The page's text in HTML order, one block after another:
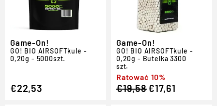
Game-On!
GO! BIO AIRSOFTkule -
0,20g - 5000szt.
€22,53
Game-On!
GO! BIO AIRSOFTkule -
0,20g - Butelka 3300
szt.
Ratować 10%
Regular
price
€19,58
Sale
price
€17,61